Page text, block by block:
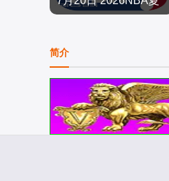
篮球
2026/大陆
简介